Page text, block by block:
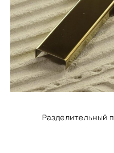
Разделительный